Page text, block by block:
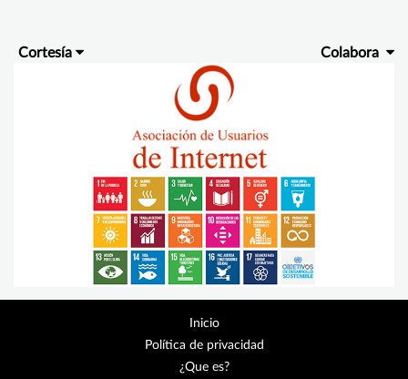
Cortesía Colabora
Inicio
Política de privacidad
¿Que es?